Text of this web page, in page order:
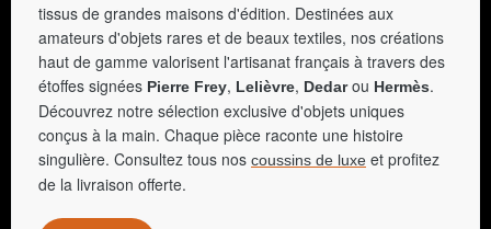
tissus de grandes maisons d'édition. Destinées aux
amateurs d'objets rares et de beaux textiles, nos créations
haut de gamme valorisent l'artisanat français à travers des
étoffes signées Pierre Frey, Lelièvre, Dedarou Hermès.
Découvrez notre sélection exclusive d'objets uniques
conçus à la main. Chaque pièce raconte une histoire
singulière. Consultez tous nos coussins de luxe et profitez
de la livraison offerte.